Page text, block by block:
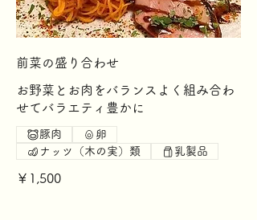
前菜の盛り合わせ
お野菜とお肉をバランスよく組み合わ
せてバラエティ豊かに
￥1,500
豚肉
卵
ナッツ（木の実）類
乳製品